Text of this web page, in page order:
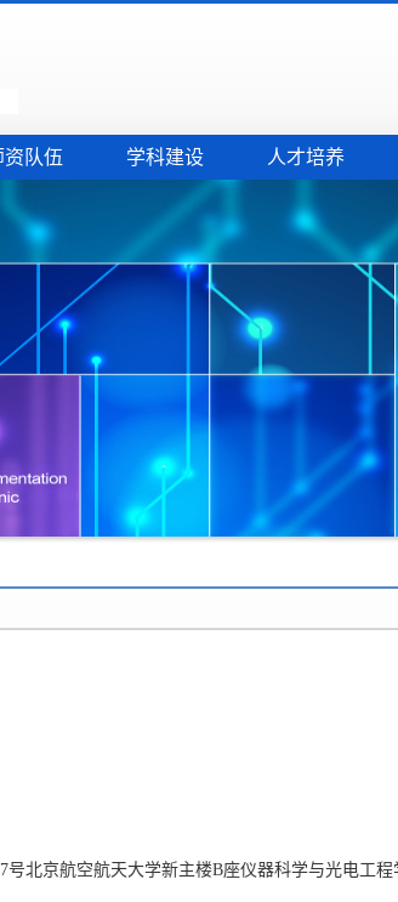
资队伍 学科建设 人才培养
北京航空航天大学新主楼B座仪器科学与光电工程